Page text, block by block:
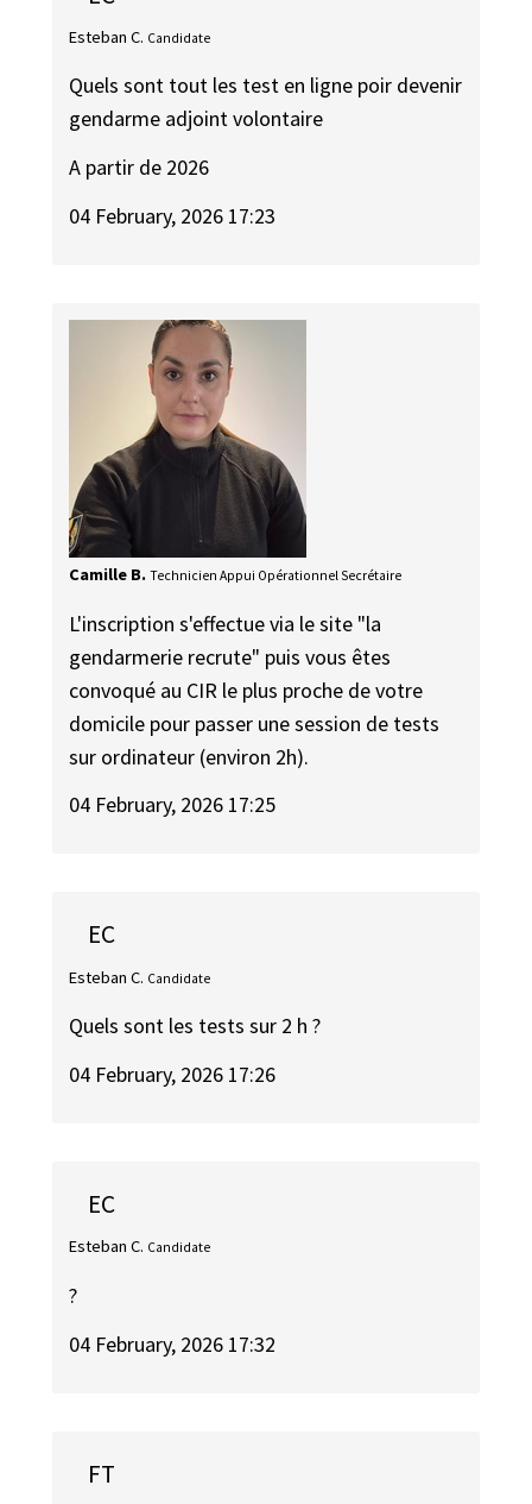
Esteban C. Candidate
Quels sont tout les test en ligne poir devenir
gendarme adjoint volontaire
A partir de 2026
04 February, 2026 17:23
Camille B. Technicien Appui Opérationnel Secrétaire
L'inscription s'effectue via le site "la
gendarmerie recrute" puis vous êtes
convoqué au CIR le plus proche de votre
domicile pour passer une session de tests
sur ordinateur (environ 2h).
04 February, 2026 17:25
EC
Esteban C. Candidate
Quels sont les tests sur 2 h ?
04 February, 2026 17:26
EC
Esteban C. Candidate
?
04 February, 2026 17:32
FT